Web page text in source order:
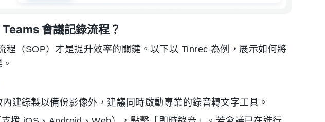
會議記錄流程？
程（SOP）才是提升效率的關鍵。以下以 Tinrec 為例，展示如何將
建錄製以備份影像外，建議同時啟動專業的錄音轉文字工具。